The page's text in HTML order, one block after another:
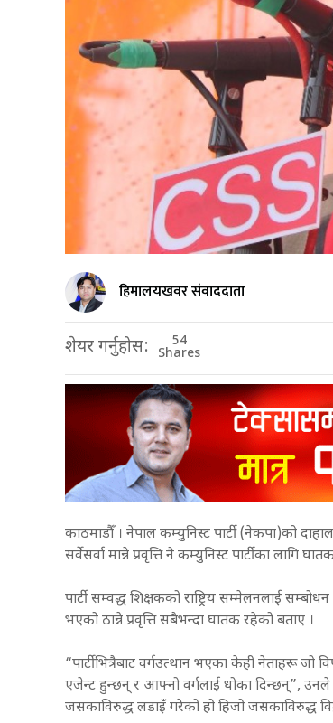
हिमालयखवर संवाददाता
शेयर गर्नुहोस: 54
Shares
काठमाडौँ । नेपाल कम्युनिस्ट पार्टी (नेकपा)को
सर्वेसर्वा मान्ने प्रवृत्ति नै कम्युनिस्ट पार्टीका लागि
पार्टी सम्वद्ध शिक्षकको राष्ट्रिय सम्मेलनलाई
भएको ठान्ने प्रवृत्ति सबैभन्दा घातक रहेको बताए ।
“पार्टीभित्रैबाट वर्गउत्थान भएका केही नेताहरू
एजेन्ट हुन्छन् र आफ्नो वर्गलाई धोका दिन्छन्”,
जसकाविरुद्ध लडाइँ गरेको हो हिजो जसकाविरुद्ध